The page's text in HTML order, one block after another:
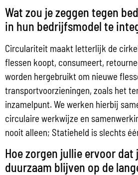
Wat zou je zeggen tegen
in hun bedrijfsmodel te
Circulariteit maakt letterlijk de
flessen koopt, consumeert,
worden hergebruikt om nieuwe
transportvoorzieningen, zoals het
inzamelpunt. We werken hierbij
circulaire werkwijze en
nooit alleen; Statieheld is slechts
Hoe zorgen jullie ervoor
duurzaam blijven op de